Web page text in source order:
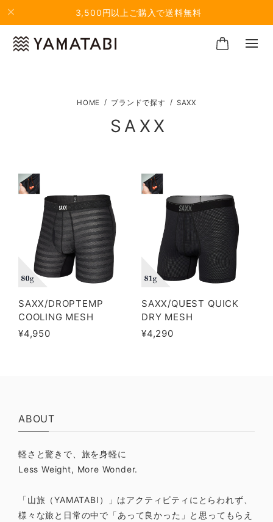
3,500円以上ご購入で送料無料
ブランドで探す SAXX
SAXX
SAXX/DROPTEMP
COOLING MESH
¥4,950
SAXX/QUEST QUICK
DRY MESH
¥4,290
ABOUT
軽さと驚きで、旅を身軽に
Less Weight, More Wonder.
「山旅（YAMATABI）」はアクティビティにとらわれず、
様々な旅と日常の中で「あって良かった」と思ってもらえ